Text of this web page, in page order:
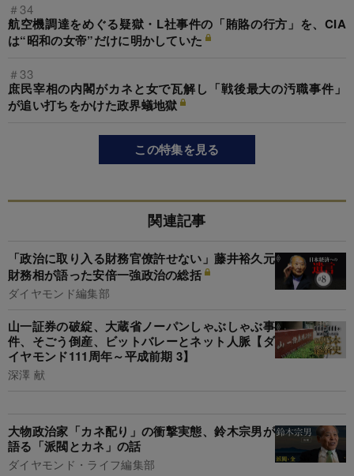
＃34
航空機調達をめぐる疑獄・L社事件の「賄賂の行方」を、CIA
は“昭和の女帝”だけに明かしていた
＃33
庶民宰相の内閣がカネと女で瓦解し「戦後最大の汚職事件」
が追い打ちをかけた政界蟻地獄
この特集を見る
関連記事
「政治に取り入る財務官僚許せない」藤井裕久元
財務相が語った安倍一強政治の総括
ダイヤモンド編集部
山一証券の破綻、大蔵省ノーパンしゃぶしゃぶ事
件、そごう倒産、ビットバレーとネット人脈【ダ
イヤモンド111周年～平成前期 3】
深澤 献
大物政治家「カネ配り」の衝撃実態、鈴木宗男が
語る「派閥とカネ」の話
ダイヤモンド・ライフ編集部